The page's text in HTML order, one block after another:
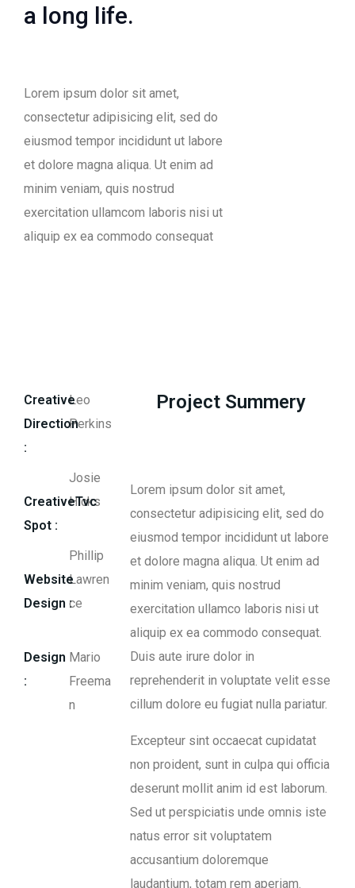
a long life.
Lorem ipsum dolor sit amet,
consectetur adipisicing elit, sed do
eiusmod tempor incididunt ut labore
et dolore magna aliqua. Ut enim ad
minim veniam, quis nostrud
exercitation ullamcom laboris nisi ut
aliquip ex ea commodo consequat
Creative
Direction
:
CreativeTvc
Spot :
Website
Design :
Design
:
Leo
Perkins
Josie
Hicks
Phillip
Lawren
ce
Mario
Freema
n
Project Summery
Lorem ipsum dolor sit amet,
consectetur adipisicing elit, sed do
eiusmod tempor incididunt ut labore
et dolore magna aliqua. Ut enim ad
minim veniam, quis nostrud
exercitation ullamco laboris nisi ut
aliquip ex ea commodo consequat.
Duis aute irure dolor in
reprehenderit in voluptate velit esse
cillum dolore eu fugiat nulla pariatur.
Excepteur sint occaecat cupidatat
non proident, sunt in culpa qui officia
deserunt mollit anim id est laborum.
Sed ut perspiciatis unde omnis iste
natus error sit voluptatem
accusantium doloremque
laudantium, totam rem aperiam.